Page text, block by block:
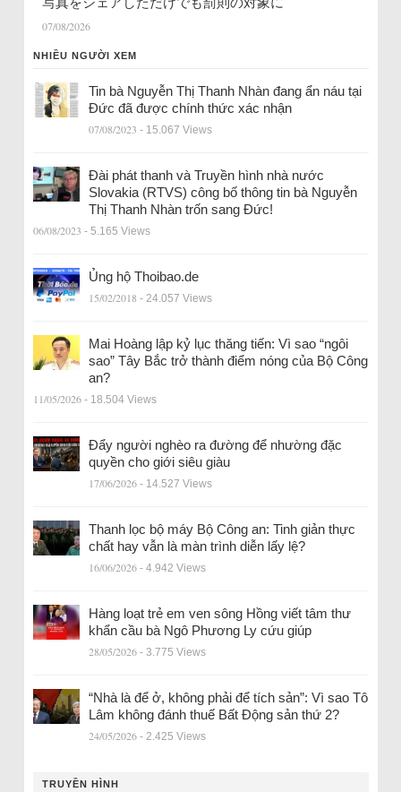
07/08/2026
NHIỀU NGƯỜI XEM
Tin bà Nguyễn Thị Thanh Nhàn đang ẩn náu tại
Đức đã được chính thức xác nhận
07/08/2023 - 15.067 Views
Đài phát thanh và Truyền hình nhà nước
Slovakia (RTVS) công bố thông tin bà Nguyễn
Thị Thanh Nhàn trốn sang Đức!
06/08/2023 - 5.165 Views
Ủng hộ Thoibao.de
15/02/2018 - 24.057 Views
Mai Hoàng lập kỷ lục thăng tiến: Vì sao “ngôi
sao” Tây Bắc trở thành điểm nóng của Bộ Công
an?
11/05/2026 - 18.504 Views
Đẩy người nghèo ra đường để nhường đặc
quyền cho giới siêu giàu
17/06/2026 - 14.527 Views
Thanh lọc bộ máy Bộ Công an: Tinh giản thực
chất hay vẫn là màn trình diễn lấy lệ?
16/06/2026 - 4.942 Views
Hàng loạt trẻ em ven sông Hồng viết tâm thư
khẩn cầu bà Ngô Phương Ly cứu giúp
28/05/2026 - 3.775 Views
“Nhà là để ở, không phải để tích sản”: Vì sao Tô
Lâm không đánh thuế Bất Động sản thứ 2?
24/05/2026 - 2.425 Views
TRUYỀN HÌNH